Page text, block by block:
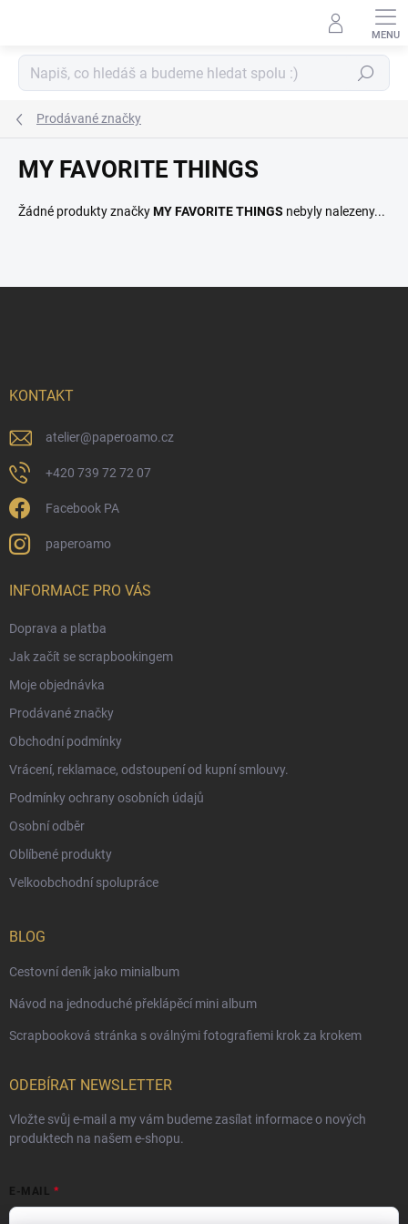
Hledat
Prodávané značky
MY FAVORITE THINGS
Žádné produkty značkyMY FAVORITE THINGS nebyly nalezeny...
KONTAKT
atelier@paperoamo.cz
+420 739 72 72 07
Facebook PA
paperoamo
INFORMACE PRO VÁS
Doprava a platba
Jak začít se scrapbookingem
Moje objednávka
Prodávané značky
Obchodní podmínky
Vrácení, reklamace, odstoupení od kupní smlouvy.
Podmínky ochrany osobních údajů
Osobní odběr
Oblíbené produkty
Velkoobchodní spolupráce
BLOG
Cestovní deník jako minialbum
Návod na jednoduché překlápěcí mini album
Scrapbooková stránka s oválnými fotografiemi krok za krokem
ODEBÍRAT NEWSLETTER
Vložte svůj e-mail a my vám budeme zasílat informace o nových
produktech na našem e-shopu.
E-MAIL